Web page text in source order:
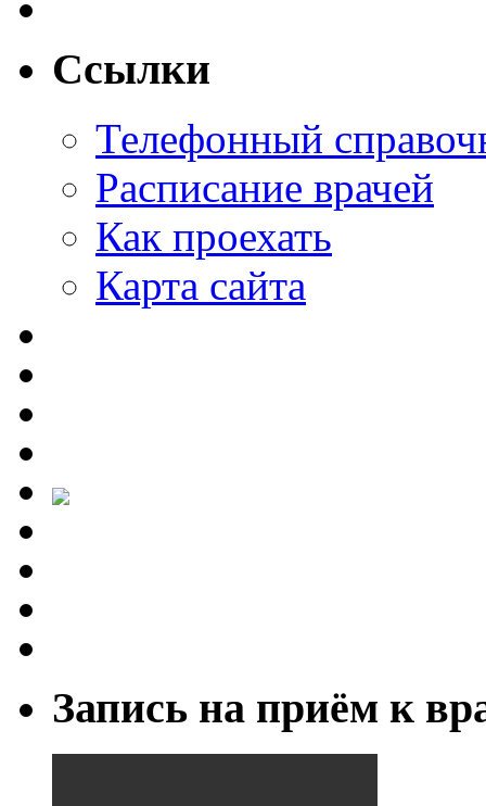
Ссылки
Телефонный
Расписание врачей
Как проехать
Карта сайта
Запись на приём к